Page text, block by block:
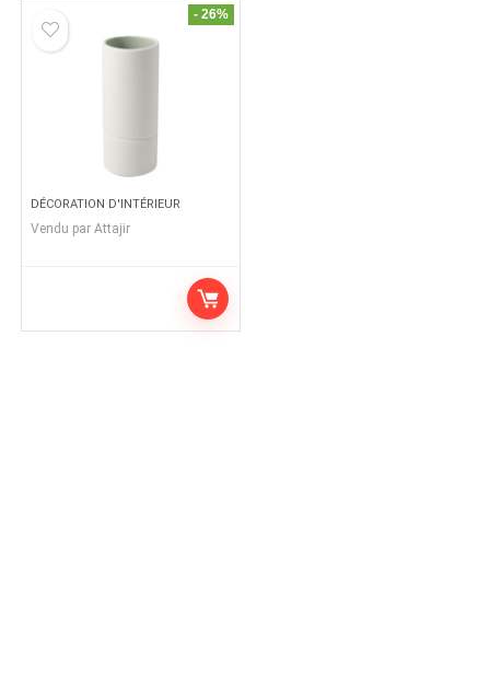
- 26%
DÉCORATION D'INTÉRIEUR
Vendu par Attajir